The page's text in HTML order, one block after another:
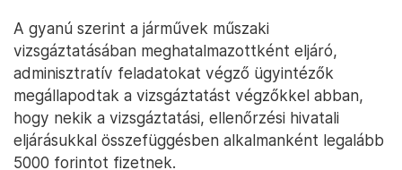
A gyanú szerint a járművek műszaki
vizsgáztatásában meghatalmazottként eljáró,
adminisztratív feladatokat végző ügyintézők
megállapodtak a vizsgáztatást végzőkkel abban,
hogy nekik a vizsgáztatási, ellenőrzési hivatali
eljárásukkal összefüggésben alkalmanként legalább
5000 forintot fizetnek.